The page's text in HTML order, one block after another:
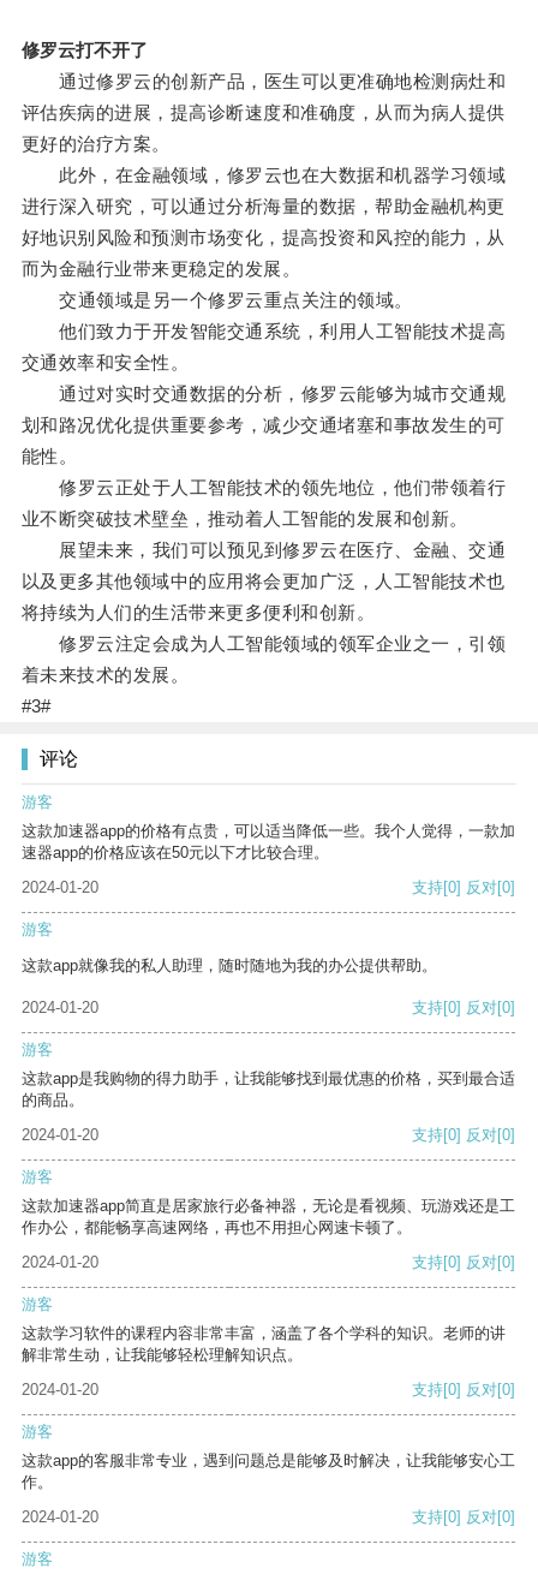
修罗云打不开了
通过修罗云的创新产品，医生可以更准确地检测病灶和
评估疾病的进展，提高诊断速度和准确度，从而为病人提供
更好的治疗方案。
此外，在金融领域，修罗云也在大数据和机器学习领域
进行深入研究，可以通过分析海量的数据，帮助金融机构更
好地识别风险和预测市场变化，提高投资和风控的能力，从
而为金融行业带来更稳定的发展。
交通领域是另一个修罗云重点关注的领域。
他们致力于开发智能交通系统，利用人工智能技术提高
交通效率和安全性。
通过对实时交通数据的分析，修罗云能够为城市交通规
划和路况优化提供重要参考，减少交通堵塞和事故发生的可
能性。
修罗云正处于人工智能技术的领先地位，他们带领着行
业不断突破技术壁垒，推动着人工智能的发展和创新。
展望未来，我们可以预见到修罗云在医疗、金融、交通
以及更多其他领域中的应用将会更加广泛，人工智能技术也
将持续为人们的生活带来更多便利和创新。
修罗云注定会成为人工智能领域的领军企业之一，引领
着未来技术的发展。
#3#
评论
游客
这款加速器app的价格有点贵，可以适当降低一些。我个人觉得，一款加
速器app的价格应该在50元以下才比较合理。
2024-01-20
支持[0] 反对[0]
游客
这款app就像我的私人助理，随时随地为我的办公提供帮助。
2024-01-20 支持[0] 反对[0]
游客
这款app是我购物的得力助手，让我能够找到最优惠的价格，买到最合适
的商品。
2024-01-20
支持[0] 反对[0]
游客
这款加速器app简直是居家旅行必备神器，无论是看视频、玩游戏还是工
作办公，都能畅享高速网络，再也不用担心网速卡顿了。
2024-01-20
支持[0] 反对[0]
游客
这款学习软件的课程内容非常丰富，涵盖了各个学科的知识。老师的讲
解非常生动，让我能够轻松理解知识点。
2024-01-20
支持[0] 反对[0]
游客
这款app的客服非常专业，遇到问题总是能够及时解决，让我能够安心工
作。
2024-01-20
支持[0] 反对[0]
游客